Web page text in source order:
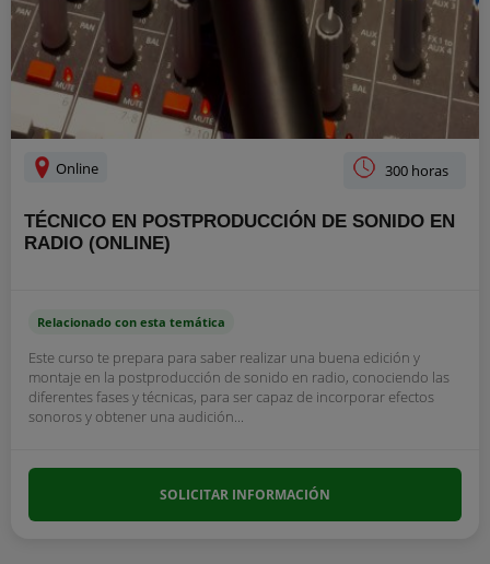
Online 300 horas
TÉCNICO EN POSTPRODUCCIÓN DE SONIDO EN
RADIO (ONLINE)
Relacionado con esta temática
Este curso te prepara para saber realizar una buena edición y
montaje en la postproducción de sonido en radio, conociendo las
diferentes fases y técnicas, para ser capaz de incorporar efectos
sonoros y obtener una audición...
SOLICITAR INFORMACIÓN